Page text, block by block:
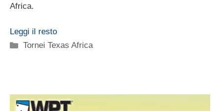
Africa.
Leggi il resto
Categorie
Tornei Texas Africa